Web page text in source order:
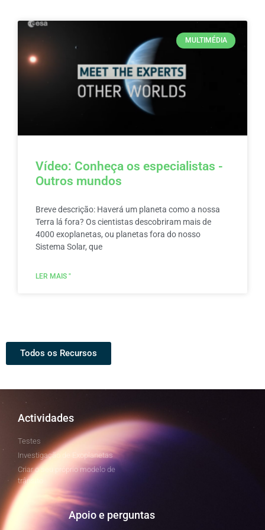
MULTIMÉDIA
Vídeo: Conheça os especialistas -
Outros mundos
Breve descrição: Haverá um planeta como a nossa
Terra lá fora? Os cientistas descobriram mais de
4000 exoplanetas, ou planetas fora do nosso
Sistema Solar, que
LER MAIS "
Todos os Recursos
Actividades
Testes
Investigação de Exoplanetas
Criar o seu próprio modelo de
trânsito
Apoio e perguntas